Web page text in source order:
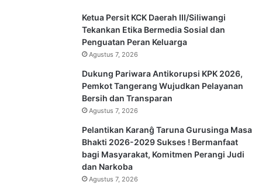
Ketua Persit KCK Daerah III/Siliwangi
Tekankan Etika Bermedia Sosial dan
Penguatan Peran Keluarga
Agustus 7, 2026
Dukung Pariwara Antikorupsi KPK 2026,
Pemkot Tangerang Wujudkan Pelayanan
Bersih dan Transparan
Agustus 7, 2026
Pelantikan Karanĝ Taruna Gurusinga Masa
Bhakti 2026-2029 Sukses ! Bermanfaat
bagi Masyarakat, Komitmen Perangi Judi
dan Narkoba
Agustus 7, 2026